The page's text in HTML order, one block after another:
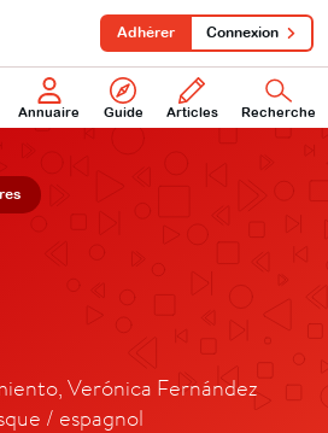
Annuaire Guide Articles Recherche
Adhérer Connexion
Verónica Fernández
/ espagnol